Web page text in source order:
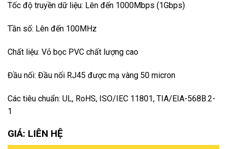
Tốc độ truyền dữ liệu: Lên đến 1000Mbps (1Gbps)
Tần số: Lên đến 100MHz
Chất liệu: Vỏ bọc PVC chất lượng cao
Đầu nối: Đầu nối RJ45 được mạ vàng 50 micron
Các tiêu chuẩn: UL, RoHS, ISO/IEC 11801, TIA/EIA-568B.2-
1
GIÁ: LIÊN HỆ